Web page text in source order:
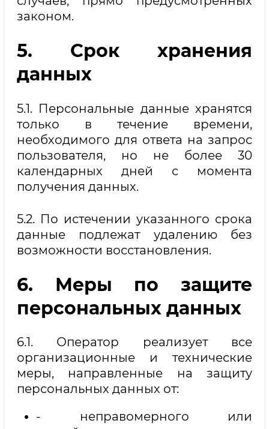
законом.
5. Срок хранения
данных
5.1. Персональные данные хранятся
только в течение времени,
необходимого для ответа на запрос
пользователя, но не более 30
календарных дней с момента
получения данных.
5.2. По истечении указанного срока
данные подлежат удалению без
возможности восстановления.
6. Меры по защите
персональных данных
6.1. Оператор реализует все
организационные и технические
меры, направленные на защиту
персональных данных от:
- неправомерного или